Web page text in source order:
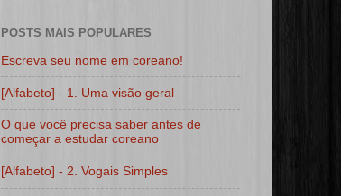
POSTS MAIS POPULARES
Escreva seu nome em coreano!
[Alfabeto] - 1. Uma visão geral
O que você precisa saber antes de
começar a estudar coreano
[Alfabeto] - 2. Vogais Simples